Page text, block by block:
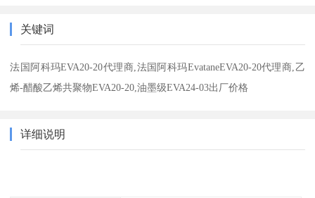
关键词
法国阿科玛EVA20-20代理商,法国阿科玛EvataneEVA20-20代理商,乙
烯-醋酸乙烯共聚物EVA20-20,油墨级EVA24-03出厂价格
详细说明